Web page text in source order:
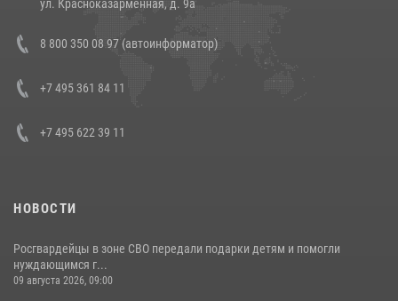
Состоялась рабочая встреча директора Росгвардии Героя России
генерала армии Виктора Золотова с заместителем полномочного
представителя Президента Российской Федерации в Северо-
Кавказском федеральном округе Виталием Кузнецовым
ул. Красноказарменная, д. 9а
8 800 350 08 97 (автоинформатор)
+7 495 361 84 11
+7 495 622 39 11
НОВОСТИ
Росгвардейцы в зоне СВО передали подарки детям и помогли
нуждающимся г...
09 августа 2026, 09:00